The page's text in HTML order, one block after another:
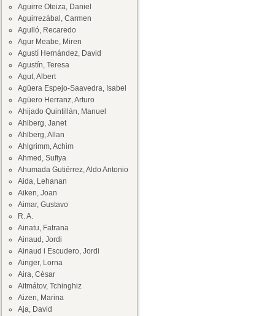
Aguirre Oteiza, Daniel
Aguirrezábal, Carmen
Agulló, Recaredo
Agur Meabe, Miren
Agustí Hernández, David
Agustín, Teresa
Agut, Albert
Agüera Espejo-Saavedra, Isabel
Agüero Herranz, Arturo
Ahijado Quintillán, Manuel
Ahlberg, Janet
Ahlberg, Allan
Ahlgrimm, Achim
Ahmed, Sufiya
Ahumada Gutiérrez, Aldo Antonio
Aida, Lehanan
Aiken, Joan
Aimar, Gustavo
R. A.
Ainatu, Fatrana
Ainaud, Jordi
Ainaud i Escudero, Jordi
Ainger, Lorna
Aira, César
Aitmátov, Tchinghiz
Aizen, Marina
Aja, David